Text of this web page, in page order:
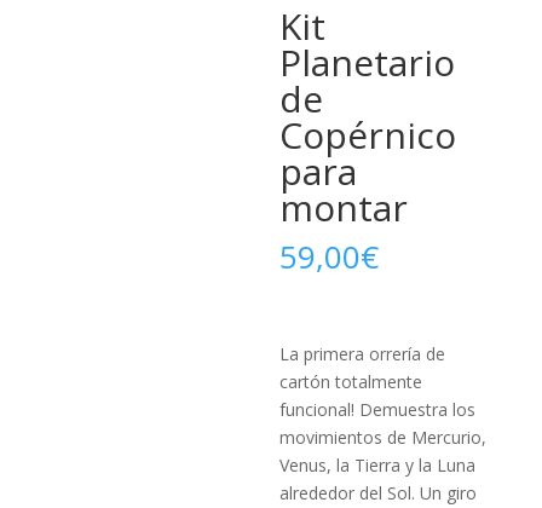
Kit
Planetario
de
Copérnico
para
montar
59,00€
La primera orrería de
cartón totalmente
funcional! Demuestra los
movimientos de Mercurio,
Venus, la Tierra y la Luna
alrededor del Sol. Un giro